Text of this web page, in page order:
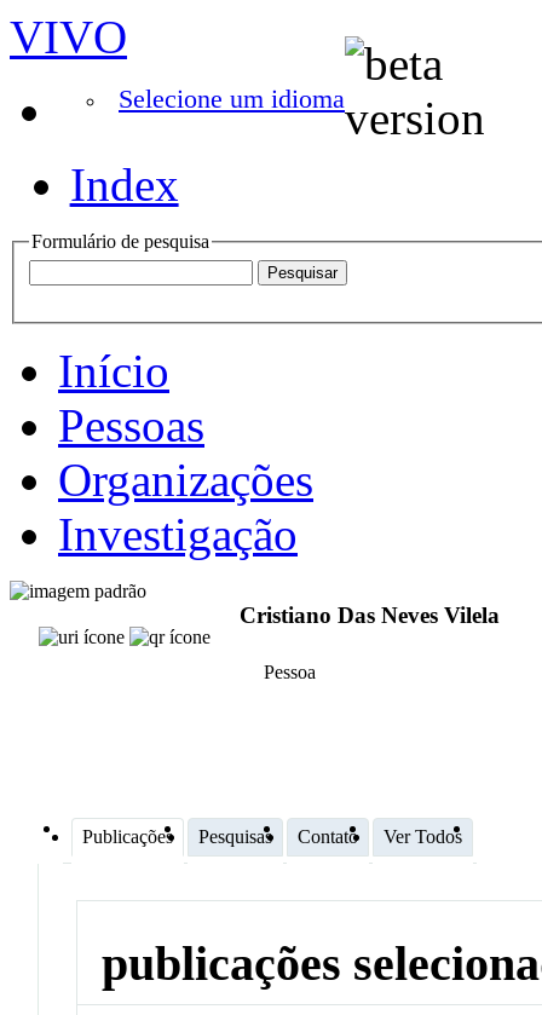
VIVO
Selecione um idioma
Index
Formulário de pesquisa
Início
Pessoas
Organizações
Investigação
Cristiano Das Neves Vilela
Pessoa
Publicações Pesquisas Contato Ver Todos
publicações